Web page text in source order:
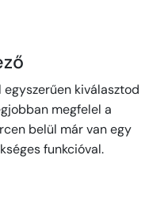
egyszerűen kiválasztod
megfelel a
belül már van egy
funkcióval.